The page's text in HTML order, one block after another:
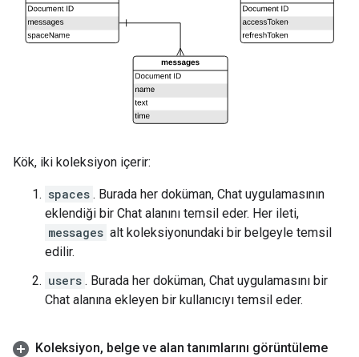
Kök, iki koleksiyon içerir:
spaces . Burada her doküman, Chat uygulamasının
eklendiği bir Chat alanını temsil eder. Her ileti,
messages alt koleksiyonundaki bir belgeyle temsil
edilir.
users . Burada her doküman, Chat uygulamasını bir
Chat alanına ekleyen bir kullanıcıyı temsil eder.
Koleksiyon, belge ve alan tanımlarını görüntüleme